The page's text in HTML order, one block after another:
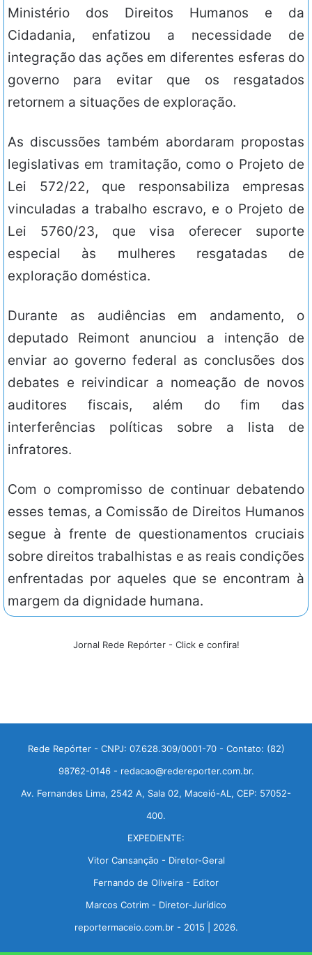
Ministério dos Direitos Humanos e da
Cidadania, enfatizou a necessidade de
integração das ações em diferentes esferas do
governo para evitar que os resgatados
retornem a situações de exploração.
As discussões também abordaram propostas
legislativas em tramitação, como o Projeto de
Lei 572/22, que responsabiliza empresas
vinculadas a trabalho escravo, e o Projeto de
Lei 5760/23, que visa oferecer suporte
especial às mulheres resgatadas de
exploração doméstica.
Durante as audiências em andamento, o
deputado Reimont anunciou a intenção de
enviar ao governo federal as conclusões dos
debates e reivindicar a nomeação de novos
auditores fiscais, além do fim das
interferências políticas sobre a lista de
infratores.
Com o compromisso de continuar debatendo
esses temas, a Comissão de Direitos Humanos
segue à frente de questionamentos cruciais
sobre direitos trabalhistas e as reais condições
enfrentadas por aqueles que se encontram à
margem da dignidade humana.
Jornal Rede Repórter - Click e confira!
Rede Repórter - CNPJ: 07.628.309/0001-70 - Contato: (82)
98762-0146 - redacao@redereporter.com.br.
Av. Fernandes Lima, 2542 A, Sala 02, Maceió-AL, CEP: 57052-
400.
EXPEDIENTE:
Vitor Cansanção - Diretor-Geral
Fernando de Oliveira - Editor
Marcos Cotrim - Diretor-Jurídico
reportermaceio.com.br - 2015 | 2026.